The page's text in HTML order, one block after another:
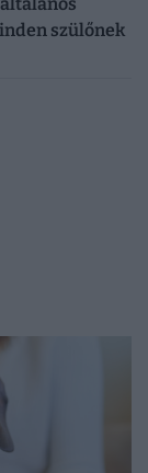
szülőnek